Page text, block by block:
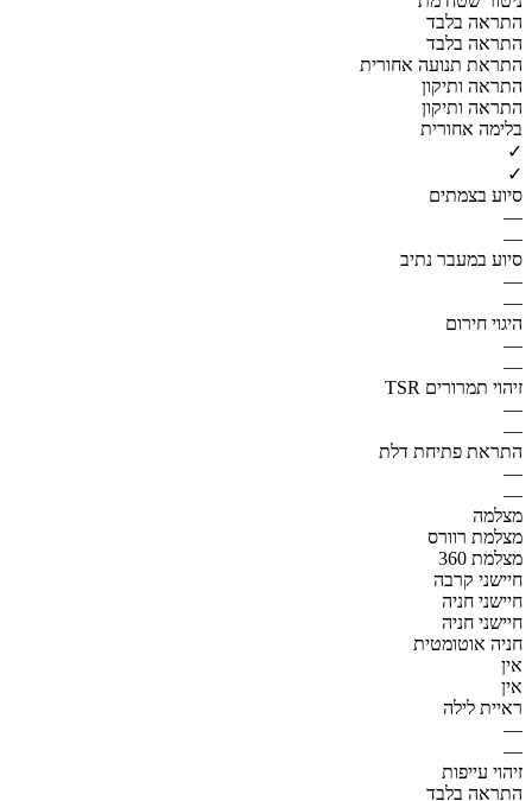
התראה בלבד
התראה בלבד
התראת תנועה אחורית
התראה ותיקון
התראה ותיקון
בלימה אחורית
✓
✓
סיוע בצמתים
—
—
סיוע במעבר נתיב
—
—
היגוי חירום
—
—
זיהוי תמרורים TSR
—
—
התראת פתיחת דלת
—
—
מצלמה
מצלמת רוורס
מצלמת 360
חיישני קרבה
חיישני חניה
חיישני חניה
חניה אוטומטית
אין
אין
ראיית לילה
—
—
זיהוי עייפות
התראה בלבד